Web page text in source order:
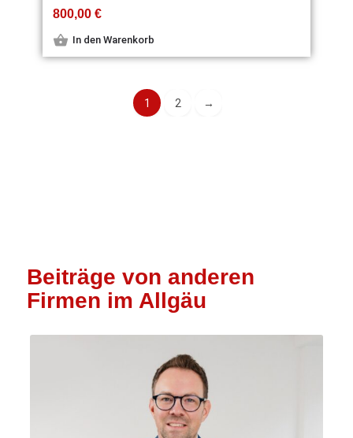
800,00€
In den Warenkorb
1 2 →
Beiträge von anderen
Firmen im Allgäu